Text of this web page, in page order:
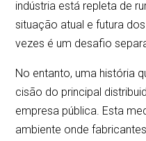
indústria está repleta de
situação atual e futura
vezes é um desafio
No entanto, uma história
cisão do principal
empresa pública. Esta
ambiente onde